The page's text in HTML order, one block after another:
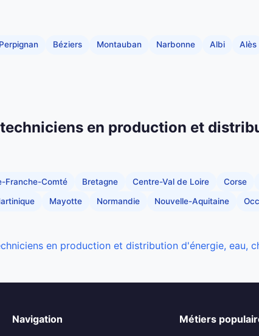
Perpignan Béziers Montauban Narbonne Albi Alès
en production et
Franche-Comté Bretagne Centre-Val de Loire Corse
Mayotte Normandie Nouvelle-Aquitaine
en production et distribution d'énergie, eau,
Navigation
Métiers